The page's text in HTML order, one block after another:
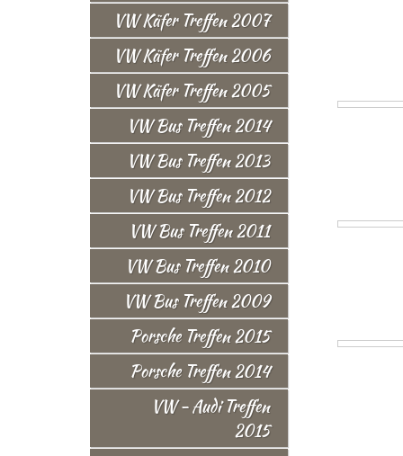
VW Käfer Treffen 2007
VW Käfer Treffen 2006
VW Käfer Treffen 2005
VW Bus Treffen 2014
VW Bus Treffen 2013
VW Bus Treffen 2012
VW Bus Treffen 2011
VW Bus Treffen 2010
VW Bus Treffen 2009
Porsche Treffen 2015
Porsche Treffen 2014
VW - Audi Treffen
2015